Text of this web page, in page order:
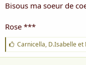
Bisous ma soeur de
Rose ***
J
'
a
Carnicella, D.Isabelleet